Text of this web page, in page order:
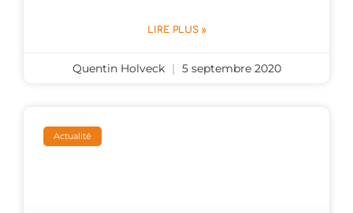
LIRE PLUS »
Quentin Holveck 5 septembre 2020
Actualité